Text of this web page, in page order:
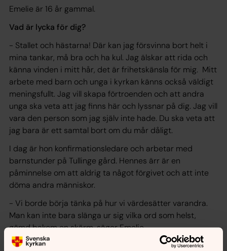
Emelie är 16 år gammal.
Vad är lycka för dig?
- Stallet och hästarna! Där kan jag försvinna bort helt i
mina tankar, må bra och ha kul. Jag älskar att rida och
känna vinden i mitt hår, det är frihetskänsla för mig. Mitt
arbete med barn och unga i kyrkan känns också väldigt
meningsfullt. Jag vill skapa förtroenden och att andra
unga ska veta att jag finns här och lyssnar på dig. Jag vill
vara den person som jag själv inte hade. Du ska veta att
jag bara är ett samtal bort om du mår dåligt.
I dag är hon konfirmationsledare och arbetar med
barnstunder på Tullinge gård. Hennes ärr är en
påminnelse om att aldrig ta något förgivet och att inte
döma andra människor.
- Vi borde börja tänka på hur vi värdesätter varandra.
Man kan inte bara slänga ur sig vilka ord som helst,
gömd bakom en skärm, säger Emelie.
Hon rör sig vant mellan de tomma stolsraderna. Allt